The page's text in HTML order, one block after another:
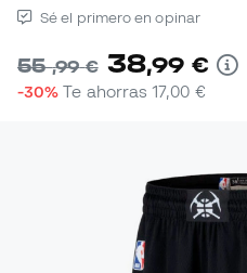
Sé el primero en opinar
55,99 € 38,99 €
-30% Te ahorras17,00 €